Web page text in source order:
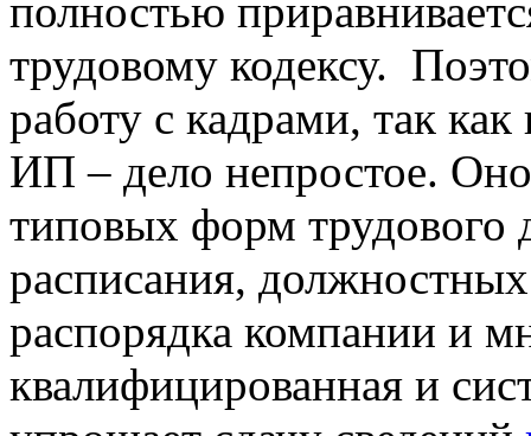
полностью
трудовому кодексу.
работу с кадрами, так
ИП – дело непростое. Оно
типовых форм трудового
расписания,
распорядка компании и
квалифицированная и